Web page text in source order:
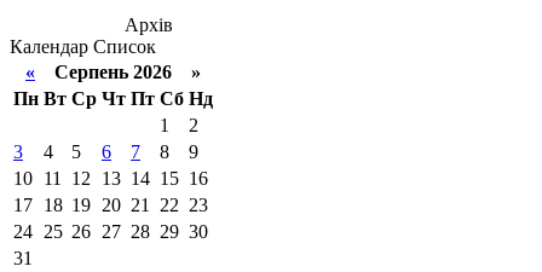
Архів
Календар Список
« Серпень 2026 »
Пн Вт Ср Чт Пт Сб Нд
1
2
3
4 5 6 7 8
9
10 11 12 13 14 15 16
17 18 19 20 21 22 23
24 25 26 27 28 29 30
31